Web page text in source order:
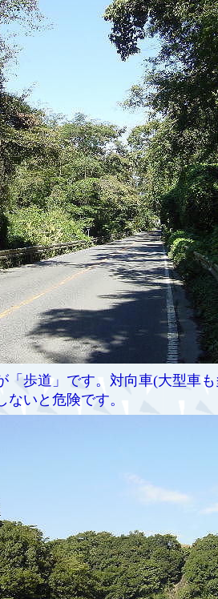
「歩道」です。対向車(大型車
ないと危険です。